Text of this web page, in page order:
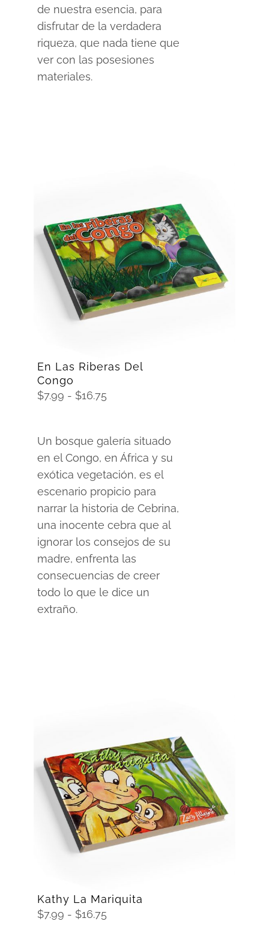
de nuestra esencia, para
disfrutar de la verdadera
riqueza, que nada tiene que
ver con las posesiones
materiales.
SELECCIONAR OPCIONES
/
DETAILS
En Las Riberas Del
Congo
$7.99 - $16.75
desde
$7.99
hasta
$16.75
Un bosque galería situado
en el Congo, en África y su
exótica vegetación, es el
escenario propicio para
narrar la historia de Cebrina,
una inocente cebra que al
ignorar los consejos de su
madre, enfrenta las
consecuencias de creer
todo lo que le dice un
extraño.
SELECCIONAR OPCIONES
/
DETAILS
Kathy La Mariquita
$7.99 - $16.75